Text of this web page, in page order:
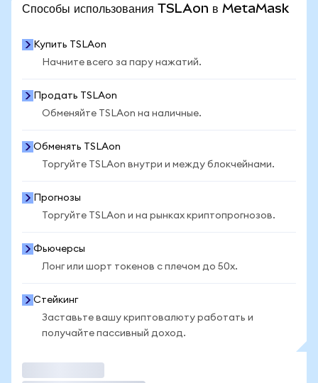
Способы использования TSLAon в MetaMask
Купить TSLAon
Начните всего за пару нажатий.
Продать TSLAon
Обменяйте TSLAon на наличные.
Обменять TSLAon
Торгуйте TSLAon внутри и между блокчейнами.
Прогнозы
Торгуйте TSLAon и на рынках криптопрогнозов.
Фьючерсы
Лонг или шорт токенов с плечом до 50x.
Стейкинг
Заставьте вашу криптовалюту работать и
получайте пассивный доход.